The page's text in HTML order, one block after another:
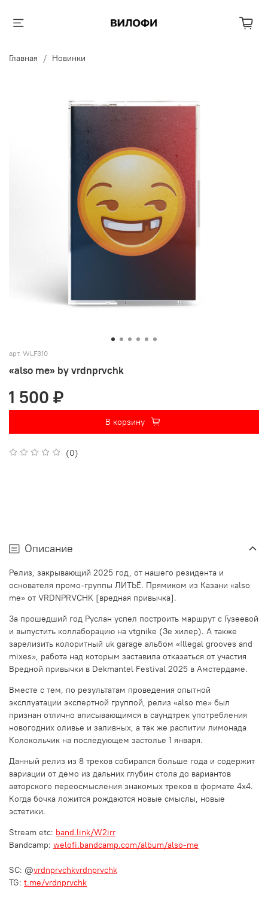
Главная Новинки
арт. WLF310
«also me» by vrdnprvchk
(0)
1 500 ₽
В корзину
Описание
Релиз, закрывающий 2025 год, от нашего резидента и
основателя промо-группы ЛИТЬЁ. Прямиком из Казани «also
me» от VRDNPRVCHK [вредная привычка].
За прошедший год Руслан успел построить маршрут с Гузеевой
и выпустить коллаборацию на vtgnike (Зе хилер). А также
зарелизить колоритный uk garage альбом «Illegal grooves and
mixes», работа над которым заставила отказаться от участия
Вредной привычки в Dekmantel Festival 2025 в Амстердаме.
Вместе с тем, по результатам проведения опытной
эксплуатации экспертной группой, релиз «also me» был
признан отлично вписывающимся в саундтрек употребления
новогодних оливье и заливных, а так же распитии лимонада
Колокольчик на последующем застолье 1 января.
Данный релиз из 8 треков собирался больше года и содержит
вариации от демо из дальних глубин стола до вариантов
авторского переосмысления знакомых треков в формате 4х4.
Когда бочка ложится рождаются новые смыслы, новые
эстетики.
Stream etc: band.link/W2irr
Bandcamp: welofi.bandcamp.com/album/also-me
SC: @vrdnprvchkvrdnprvchk
TG: t.me/vrdnprvchk